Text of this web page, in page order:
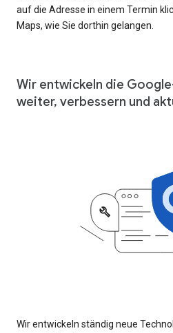
auf die Adresse in einem Termin
Maps, wie Sie dorthin gelangen.
Wir entwickeln die
weiter, verbessern und
Wir entwickeln ständig neue